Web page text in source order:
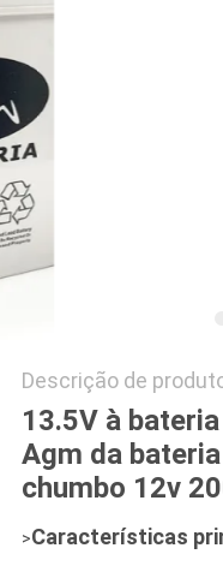
PRIVACY
POLICY
Descrição de
13.5V à
Agm da
chumbo 12v
>Características